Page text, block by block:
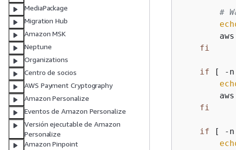
MediaPackage
Migration Hub
Amazon MSK
Neptune
Organizations
Centro de socios
AWS Payment Cryptography
Amazon Personalize
Eventos de Amazon Personalize
Versión ejecutable de Amazon
Personalize
Amazon Pinpoint
#
fi
if [ -n
fi
if [ -n